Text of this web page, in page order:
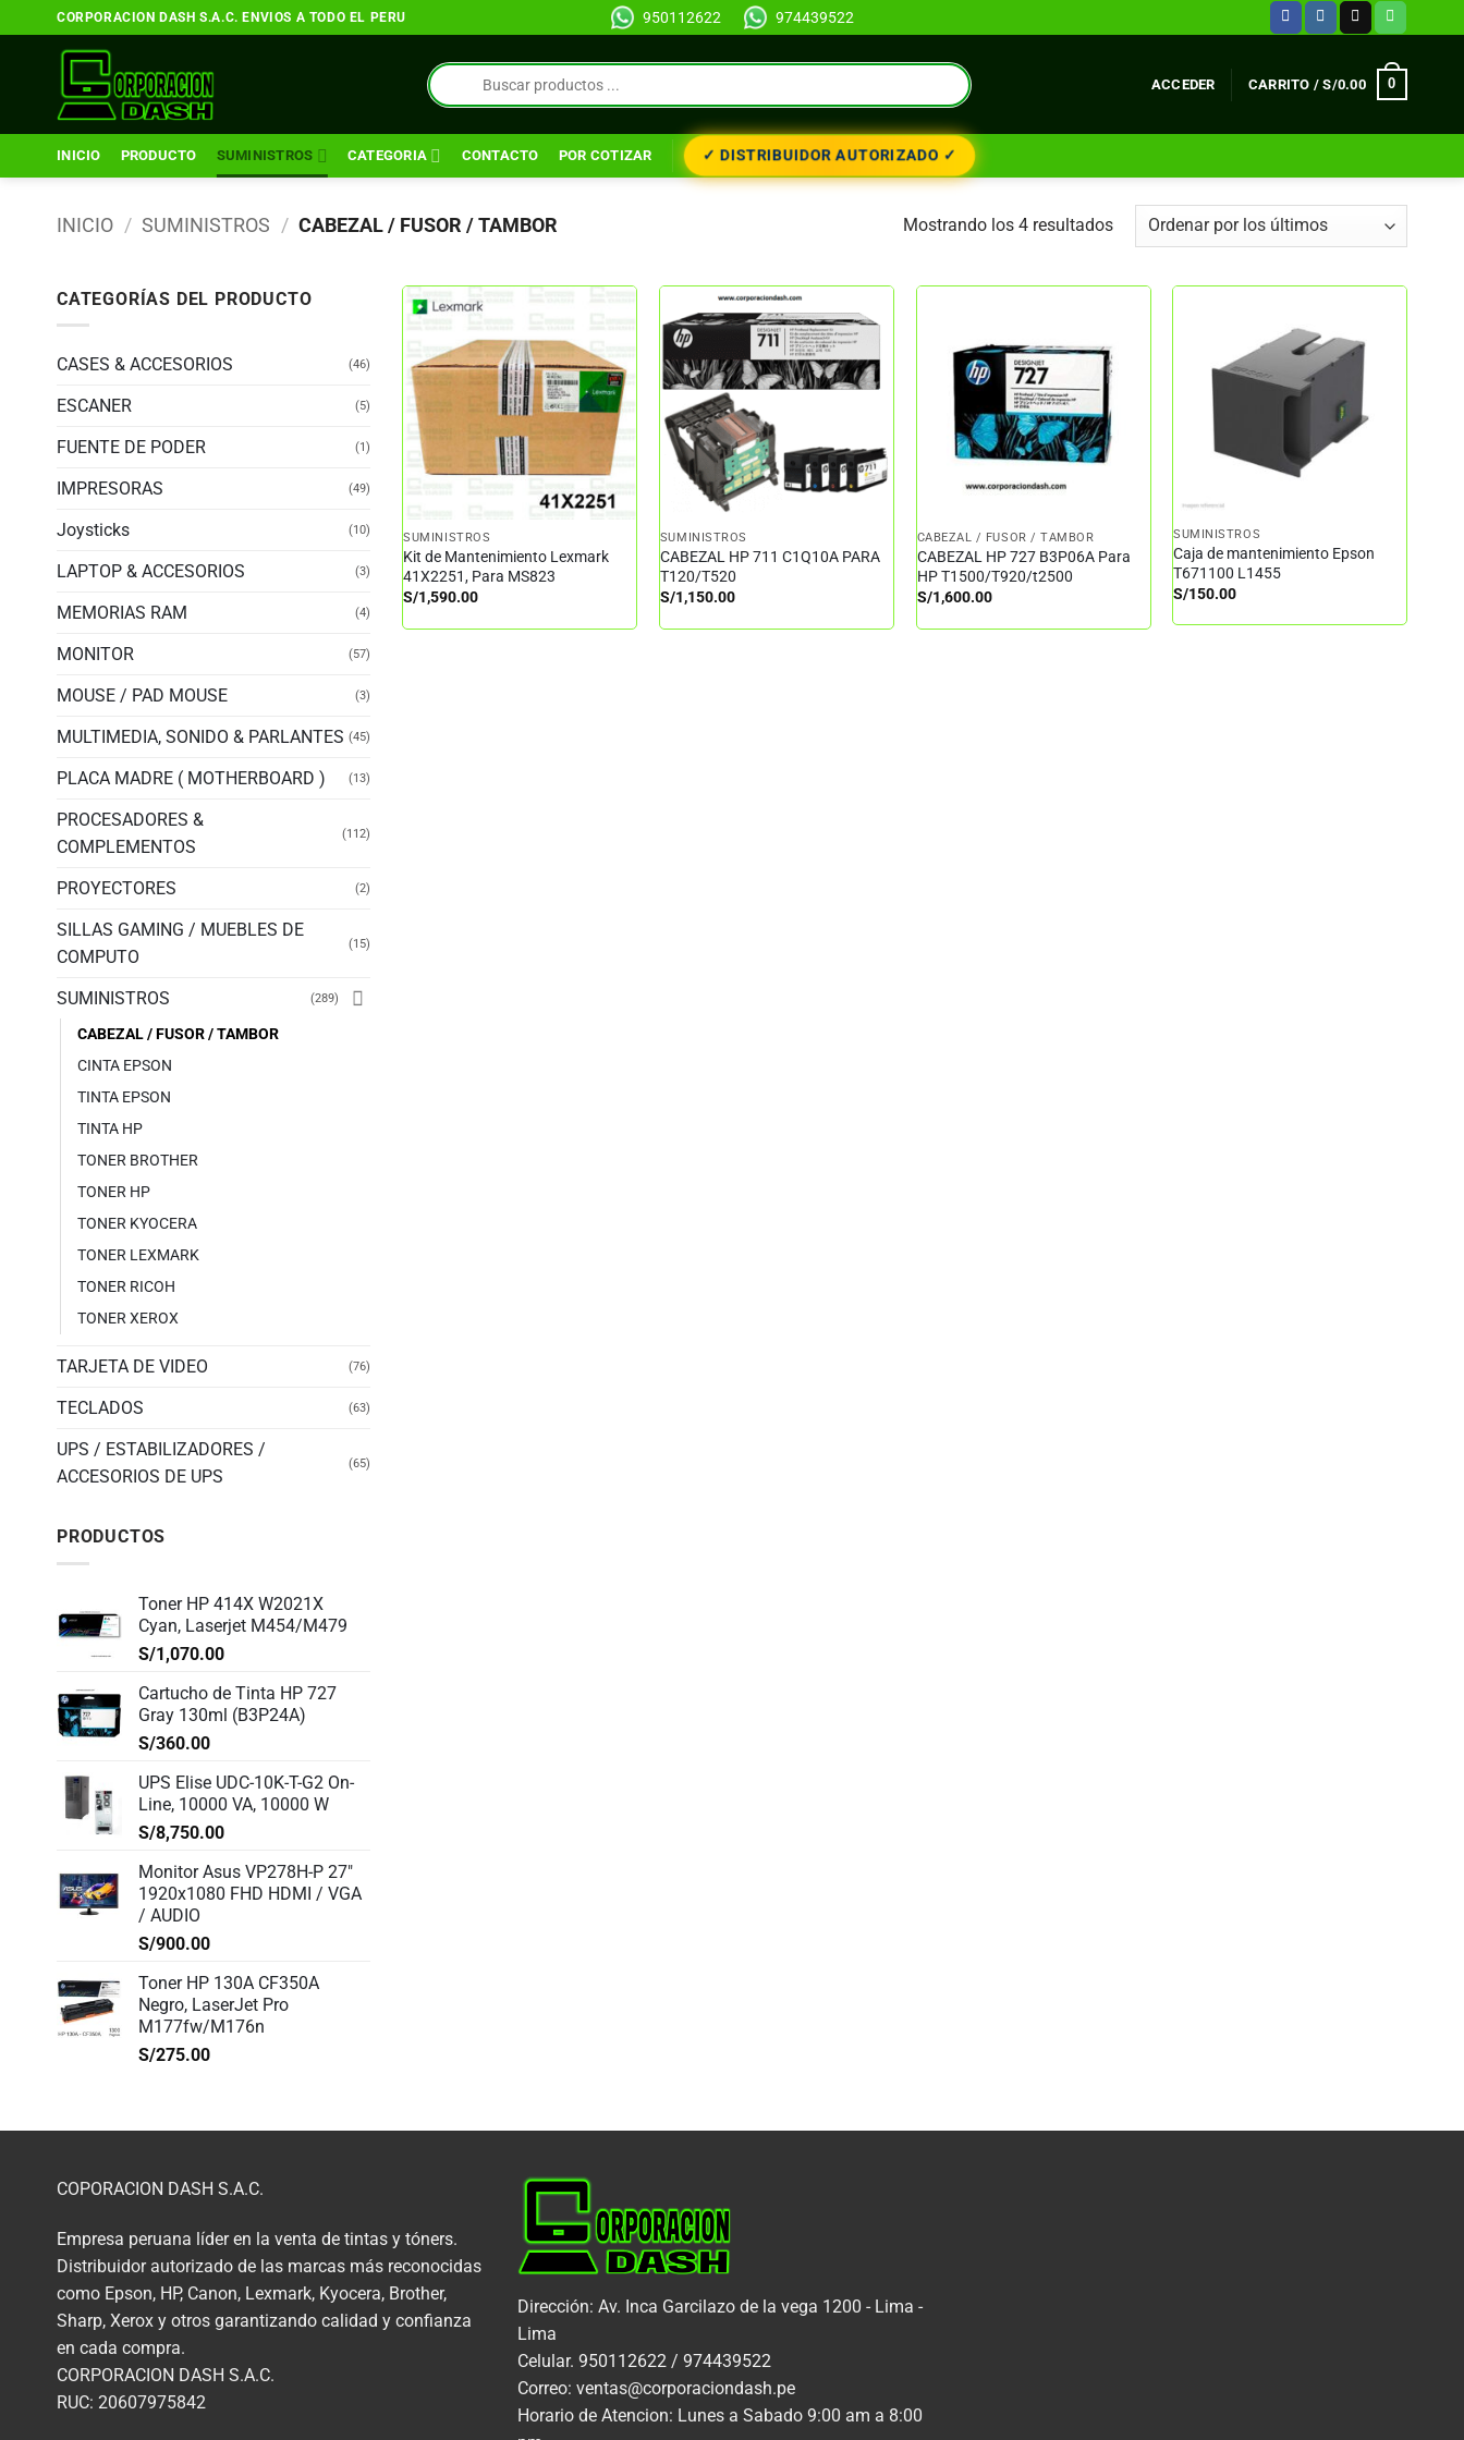
al
contenido
CORPORACION DASH S.A.C. ENVIOS A TODO EL PERU 950112622 974439522
Búsqueda
de
productos
ACCEDER CARRITO /S/0.00 0
INICIO PRODUCTO SUMINISTROS CATEGORIA CONTACTO POR COTIZAR ✓ DISTRIBUIDOR AUTORIZADO ✓
INICIO / SUMINISTROS / CABEZAL / FUSOR / TAMBOR Mostrando los 4 resultadosOrdenado
por
CATEGORÍAS DEL PRODUCTO
CASES & ACCESORIOS (46)
ESCANER (5)
FUENTE DE PODER (1)
IMPRESORAS (49)
Joysticks (10)
LAPTOP & ACCESORIOS (3)
MEMORIAS RAM (4)
MONITOR (57)
MOUSE / PAD MOUSE (3)
MULTIMEDIA, SONIDO & PARLANTES (45)
PLACA MADRE ( MOTHERBOARD ) (13)
PROCESADORES &
COMPLEMENTOS
(112)
PROYECTORES (2)
SILLAS GAMING / MUEBLES DE
COMPUTO
(15)
SUMINISTROS (289)
CABEZAL / FUSOR / TAMBOR
CINTA EPSON
TINTA EPSON
TINTA HP
TONER BROTHER
TONER HP
TONER KYOCERA
TONER LEXMARK
TONER RICOH
TONER XEROX
TARJETA DE VIDEO (76)
TECLADOS (63)
UPS / ESTABILIZADORES /
ACCESORIOS DE UPS
(65)
PRODUCTOS
Toner HP 414X W2021X
Cyan, Laserjet M454/M479
S/1,070.00
Cartucho de Tinta HP 727
Gray 130ml (B3P24A)
S/360.00
UPS Elise UDC-10K-T-G2 On-
Line, 10000 VA, 10000 W
S/8,750.00
Monitor Asus VP278H-P 27"
1920x1080 FHD HDMI / VGA
/ AUDIO
S/900.00
Toner HP 130A CF350A
Negro, LaserJet Pro
M177fw/M176n
S/275.00
SUMINISTROS
Kit de Mantenimiento Lexmark
41X2251, Para MS823
S/1,590.00
SUMINISTROS
CABEZAL HP 711 C1Q10A PARA
T120/T520
S/1,150.00
CABEZAL / FUSOR / TAMBOR
CABEZAL HP 727 B3P06A Para
HP T1500/T920/t2500
S/1,600.00
SUMINISTROS
Caja de mantenimiento Epson
T671100 L1455
S/150.00
COPORACION DASH S.A.C.
Empresa peruana líder en la venta de tintas y tóners.
Distribuidor autorizado de las marcas más reconocidas
como Epson, HP, Canon, Lexmark, Kyocera, Brother,
Sharp, Xerox y otros garantizando calidad y confianza
en cada compra.
CORPORACION DASH S.A.C.
RUC: 20607975842
Dirección: Av. Inca Garcilazo de la vega 1200 - Lima -
Lima
Celular. 950112622 / 974439522
Correo: ventas@corporaciondash.pe
Horario de Atencion: Lunes a Sabado 9:00 am a 8:00